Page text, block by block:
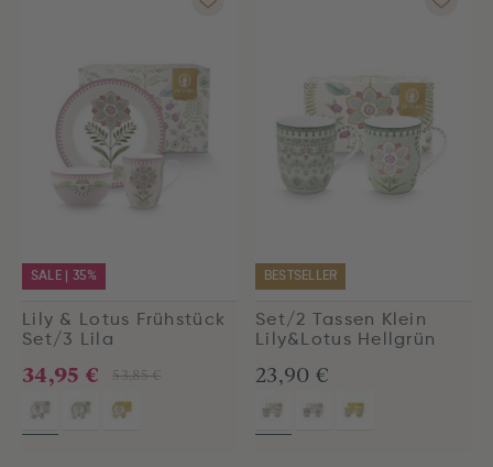
SALE | 35%
Lily & Lotus Frühstück
Set/3 Lila
53,85 €
34,95 €
BESTSELLER
Set/2 Tassen Klein
Lily&Lotus Hellgrün
23,90 €